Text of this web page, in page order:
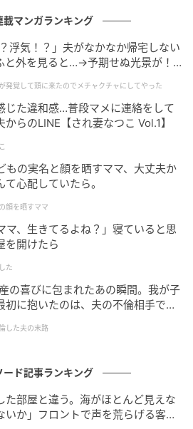
ェブを中心に恋愛や人間関係な
ラムを執筆。
自に実施したアンケートで集
とに記事化しています（回答
では、女性の体を知って、毎
、女性の一生をサポートする
すべての女性の毎日がもっと
ように！
部／ムーンカレンダー編集室
元記事で読む
レンダーは妊娠・出産・育児の情報サイト
かけ情報、離乳食レシピまで。月間利用者1
上。
載マンガランキング
浮気！？」夫がなかなか帰宅しない
と外を見ると…→予期せぬ光景が！
してやった
発覚して頭に来たのでメチャクチャにしてやった
じた違和感…普段マメに連絡をして
からのLINE【され妻なつこ Vol.1】
の実名と顔を晒すママ、大丈夫か
て心配していたら。
顔を晒すママ
、生きてるよね？」寝ていると思
を開けたら
た
喜びに包まれたあの瞬間。我が子
初に抱いたのは、夫の不倫相手でし
した夫の末路
ード記事ランキング
た部屋と違う。海がほとんど見えな
いか」フロントで声を荒らげる客。